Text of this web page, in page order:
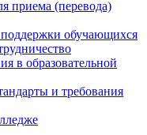
приема (перевода)
обучающихся
в образовательной
и требования